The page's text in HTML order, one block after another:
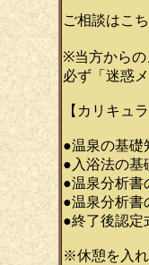
ご相談はこ
※当方からの
必ず「迷惑
【カリキュラ
●温泉の基礎
●入浴法の基
●温泉分析書
●温泉分析書
●終了後認定
※休憩を入